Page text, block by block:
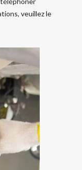
veuillez le